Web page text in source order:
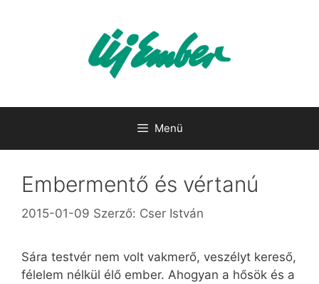
Menü
Embermentő és vértanú
2015-01-09 Szerző: Cser István
Sára testvér nem volt vakmerő, veszélyt kereső,
félelem nélkül élő ember. Ahogyan a hősök és a